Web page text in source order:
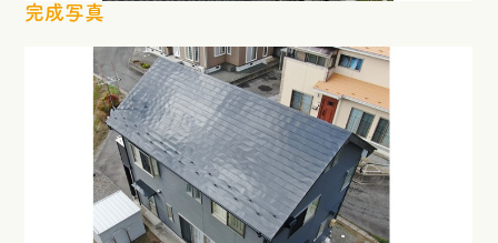
完成写真